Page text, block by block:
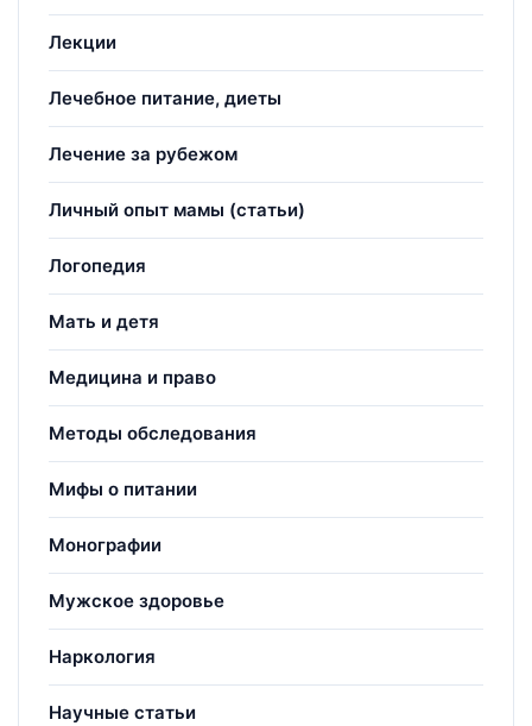
Лекции
Лечебное питание, диеты
Лечение за рубежом
Личный опыт мамы (статьи)
Логопедия
Мать и детя
Медицина и право
Методы обследования
Мифы о питании
Монографии
Мужское здоровье
Наркология
Научные статьи